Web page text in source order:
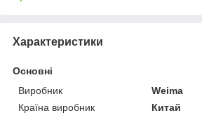
Характеристики
Основні
Виробник
Weima
Країна виробник
Китай